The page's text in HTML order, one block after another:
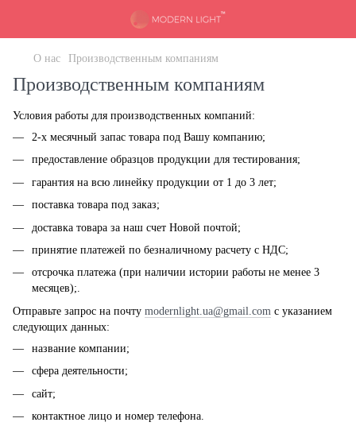
О нас Производственным компаниям
Производственным компаниям
Условия работы для производственных компаний:
2-х месячный запас товара под Вашу компанию;
предоставление образцов продукции для тестирования;
гарантия на всю линейку продукции от 1 до 3 лет;
поставка товара под заказ;
доставка товара за наш счет Новой почтой;
принятие платежей по безналичному расчету с НДС;
отсрочка платежа (при наличии истории работы не менее 3
месяцев);.
Отправьте запрос на почту modernlight.ua@gmail.com с указанием
следующих данных:
название компании;
сфера деятельности;
сайт;
контактное лицо и номер телефона.